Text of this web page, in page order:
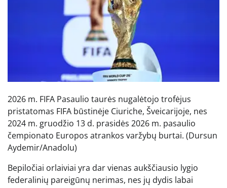
2026 m. FIFA Pasaulio taurės nugalėtojo trofėjus
pristatomas FIFA būstinėje Ciuriche, Šveicarijoje, nes
2024 m. gruodžio 13 d. prasidės 2026 m. pasaulio
čempionato Europos atrankos varžybų burtai. (Dursun
Aydemir/Anadolu)
Bepiločiai orlaiviai yra dar vienas aukščiausio lygio
federalinių pareigūnų nerimas, nes jų dydis labai